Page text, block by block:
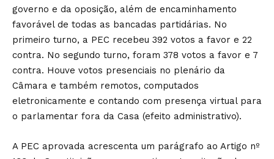
governo e da oposição, além de encaminhamento
favorável de todas as bancadas partidárias. No
primeiro turno, a PEC recebeu 392 votos a favor e 22
contra. No segundo turno, foram 378 votos a favor e 7
contra. Houve votos presenciais no plenário da
Câmara e também remotos, computados
eletronicamente e contando com presença virtual para
o parlamentar fora da Casa (efeito administrativo).
A PEC aprovada acrescenta um parágrafo ao Artigo nº